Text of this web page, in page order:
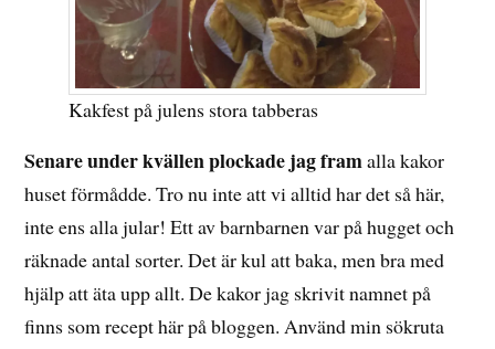
Kakfest på julens stora tabberas
Senare under kvällen plockade jag framalla kakor
huset förmådde. Tro nu inte att vi alltid har det så här,
inte ens alla jular! Ett av barnbarnen var på hugget och
räknade antal sorter. Det är kul att baka, men bra med
hjälp att äta upp allt. De kakor jag skrivit namnet på
finns som recept här på bloggen. Använd min sökruta